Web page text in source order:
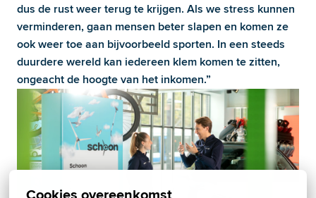
dus de rust weer terug te krijgen. Als we stress kunnen
verminderen, gaan mensen beter slapen en komen ze
ook weer toe aan bijvoorbeeld sporten. In een steeds
duurdere wereld kan iedereen klem komen te zitten,
ongeacht de hoogte van het inkomen.”